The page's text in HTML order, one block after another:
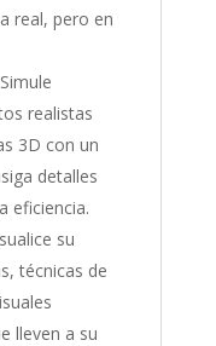
real, pero en
Simule
realistas
3D con un
detalles
eficiencia.
su
técnicas de
lleven a su